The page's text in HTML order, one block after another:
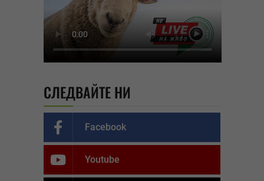
СЛЕДВАЙТЕ НИ
Facebook
Youtube